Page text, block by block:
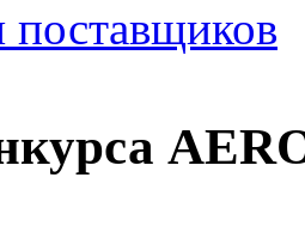
поставщиков